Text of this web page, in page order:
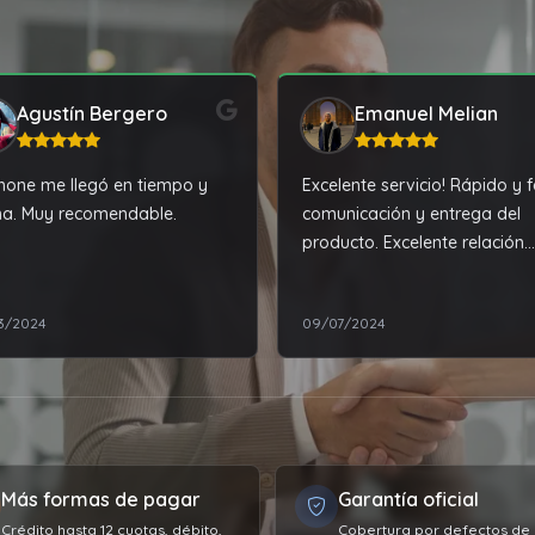
Agustín Bergero
me llegó en tiempo y
Muy recomendable.
2024
Emanuel Melian
Excelente servicio! Rápido y
comunicación y entrega del
producto. Excelente relación
09/07/2024
Más formas de pagar
Crédito hasta 12 cuotas, débito,
Garantía oficial
Cobertura por defectos de